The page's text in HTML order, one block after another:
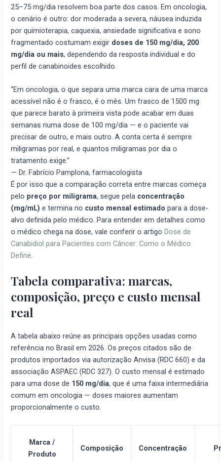
25–75 mg/dia resolvem boa parte dos casos. Em oncologia,
o cenário é outro: dor moderada a severa, náusea induzida
por quimioterapia, caquexia, ansiedade significativa e sono
fragmentado costumam exigir doses de 150 mg/dia, 200
mg/dia ou mais, dependendo da resposta individual e do
perfil de canabinoides escolhido.
“Em oncologia, o que separa uma marca cara de uma marca
acessível não é o frasco, é o mês. Um frasco de 1500 mg
que parece barato à primeira vista pode acabar em duas
semanas numa dose de 100 mg/dia — e o paciente vai
precisar de outro, e mais outro. A conta certa é sempre
miligramas por real, e quantos miligramas por dia o
tratamento exige.”
— Dr. Fabrício Pamplona, farmacologista
É por isso que a comparação correta entre marcas começa
pelo preço por miligrama, segue pela concentração
(mg/mL) e termina no custo mensal estimado para a dose-
alvo definida pelo médico. Para entender em detalhes como
o médico chega na dose, vale conferir o artigoDose de
Canabidiol para Pacientes com Câncer: Como o Médico
Define.
Tabela comparativa: marcas,
composição, preço e custo mensal
real
A tabela abaixo reúne as principais opções usadas como
referência no Brasil em 2026. Os preços citados são de
produtos importados via autorização Anvisa (RDC 660) e da
associação ASPAEC (RDC 327). O custo mensal é estimado
para uma dose de 150 mg/dia, que é uma faixa intermediária
comum em oncologia — doses maiores aumentam
proporcionalmente o custo.
Marca /
Produto
Composição Concentração